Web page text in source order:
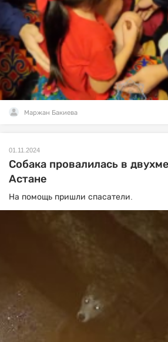
Маржан Бакиева
01.11.2024
Собака провалилась в
Астане
На помощь пришли спасатели.